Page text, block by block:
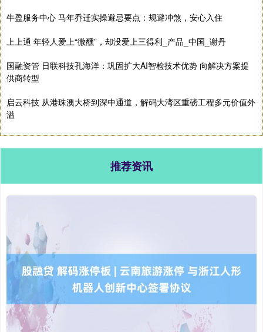
牛盈服务中心 马年乔迁实操避忌要点：规避冲煞，安心入住
上上通 年轻人爱上“微醺”，却没爱上三得利_产品_中国_谢丹
国融资管 日联科技孔海洋：巩固扩大AI智检技术优势 向解决方案提
供商转型
启云科技 从港珠澳大桥到深中通道，解码大湾区重磅工程多元价值外
溢
推荐资讯